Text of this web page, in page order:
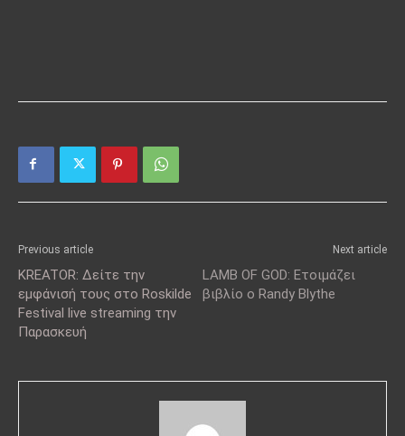
Previous article
KREATOR: Δείτε την
εμφάνισή τους στο Roskilde
Festival live streaming την
Παρασκευή
Next article
LAMB OF GOD: Ετοιμάζει
βιβλίο ο Randy Blythe